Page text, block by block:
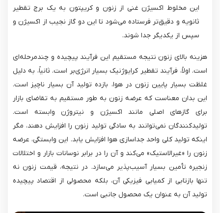
این مخلوط اکسیژن غنی از زنون و کریپتون به یک برج تقطیر
ثانویه و دقیق‌تر فرستاده می‌شود تا این دو گاز نجیب از اکسیژن و
سپس از یکدیگر جدا شوند.
هزینه بالای زنون نتیجه مستقیم این فرآیند پیچیده و چندمرحله‌ای
است. اولاً، فرآیند تقطیر کرایوژنیک بسیار انرژی‌بر است. ثانیاً، به دلیل
غلظت بسیار پایین زنون در هوا، بازده تولید آن بسیار ناچیز است.
این بدان معناست که عرضه زنون به طور مستقیم به تقاضای بازار
برای گازهای اصلی مانند اکسیژن و نیتروژن وابسته است.
تولیدکنندگان نمی‌توانند به سادگی تولید زنون را افزایش دهند، مگر
اینکه تولید کلی واحد جداسازی هوا افزایش یابد. این وابستگی، عرضه
زنون را «غیرالاستیک» می‌کند و آن را در برابر نوسانات بازار و اختلالات
زنجیره تأمین بسیار آسیب‌پذیر می‌سازد. در نتیجه، قیمت زنون نه
تنها بازتابی از کمیابی فیزیکی آن، بلکه محصولی از اقتصاد پیچیده
تولید آن به عنوان یک محصول جانبی است.